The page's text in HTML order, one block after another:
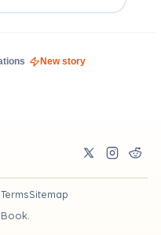
New story
TermsSitemap